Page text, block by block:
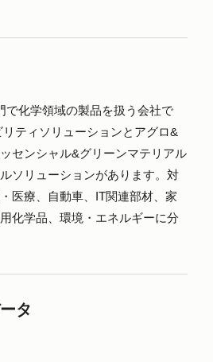
で化学領域の製品を扱う会社で
ティソリューションとアグロ&
センシャル&グリーンマテリアル
ソリューションがあります。対
医療、自動車、IT関連部材、家
化学品、環境・エネルギーに分
タ